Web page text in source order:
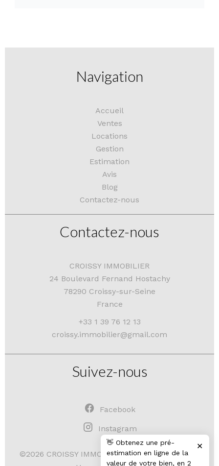
Navigation
Accueil
Ventes
Locations
Gestion
Estimation
Avis
Blog
Contactez-nous
Contactez-nous
CROISSY IMMOBILIER
24 Boulevard Fernand Hostachy
78290 Croissy-sur-Seine
France
+33 1 39 76 12 13
croissy.immobilier@gmail.com
Suivez-nous
Facebook
Instagram
©2026 CROISSY IMMOBILIER
Mentions légales
👋 Obtenez une pré-
estimation en ligne de la
valeur de votre bien, en 2
✕